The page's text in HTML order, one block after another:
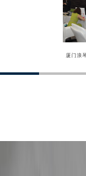
厦门浪